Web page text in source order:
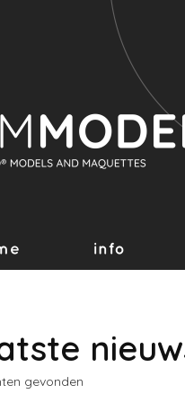
gevonden